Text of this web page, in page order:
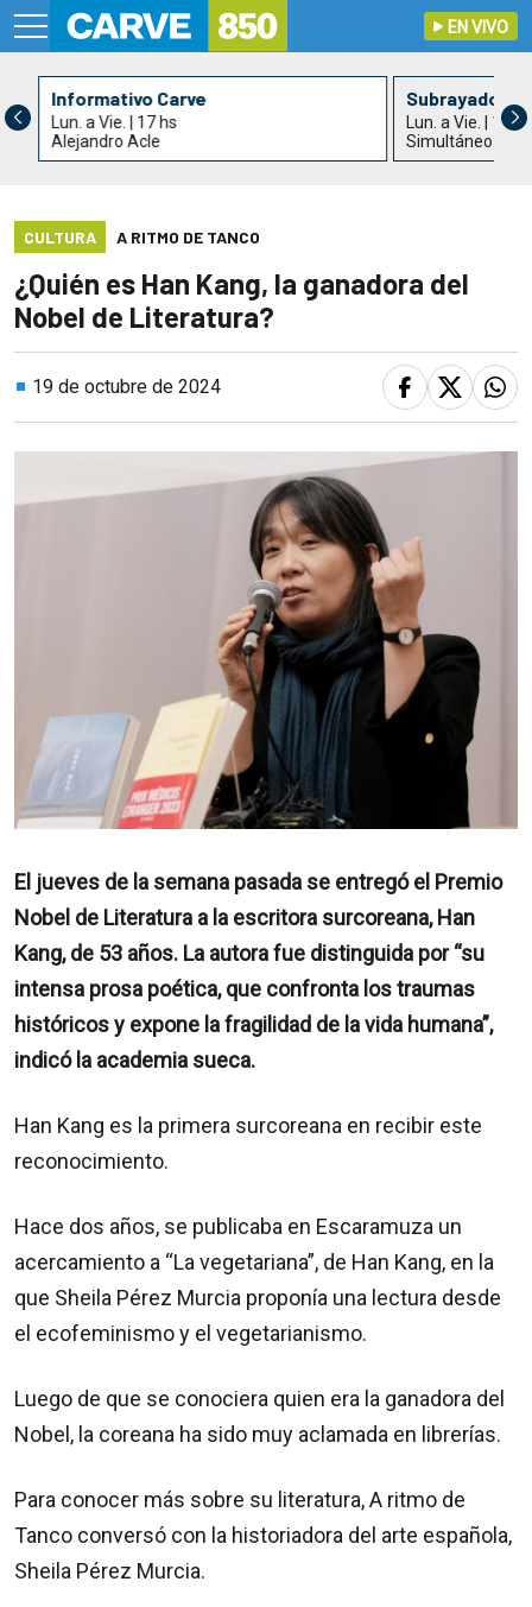
EN VIVO
Informativo Carve
Lun. a Vie. | 17 hs
Alejandro Acle
Subrayado
Lun. a Vie. | 18 hs
Simultáneo con
CULTURA A RITMO DE TANCO
¿Quién es Han Kang, la ganadora del
Nobel de Literatura?
19 de octubre de 2024
El jueves de la semana pasada se entregó el Premio
Nobel de Literatura a la escritora surcoreana, Han
Kang, de 53 años. La autora fue distinguida por “su
intensa prosa poética, que confronta los traumas
históricos y expone la fragilidad de la vida humana”,
indicó la academia sueca.
Han Kang es la primera surcoreana en recibir este
reconocimiento.
Hace dos años, se publicaba en Escaramuza un
acercamiento a “La vegetariana”, de Han Kang, en la
que Sheila Pérez Murcia proponía una lectura desde
el ecofeminismo y el vegetarianismo.
Luego de que se conociera quien era la ganadora del
Nobel, la coreana ha sido muy aclamada en librerías.
Para conocer más sobre su literatura, A ritmo de
Tanco conversó con la historiadora del arte española,
Sheila Pérez Murcia.